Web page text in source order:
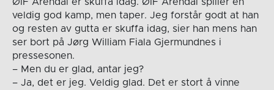
veldig god kamp, men taper. Jeg forstår godt at han
og resten av gutta er skuffa idag, sier han mens han
ser bort på Jørg William Fiala Gjermundnes i
pressesonen.
– Men du er glad, antar jeg?
– Ja, det er jeg. Veldig glad. Det er stort å vinne